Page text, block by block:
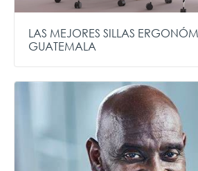
LAS MEJORES SILLAS
GUATEMALA